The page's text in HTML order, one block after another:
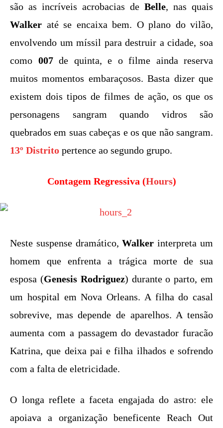
são as incríveis acrobacias de Belle, nas quais
Walker até se encaixa bem. O plano do vilão,
envolvendo um míssil para destruir a cidade, soa
como 007de quinta, e o filme ainda reserva
muitos momentos embaraçosos. Basta dizer que
existem dois tipos de filmes de ação, os que os
personagens sangram quando vidros são
quebrados em suas cabeças e os que não sangram.
13º Distrito pertence ao segundo grupo.
Contagem Regressiva (Hours)
Neste suspense dramático,Walker interpreta um
homem que enfrenta a trágica morte de sua
esposa (Genesis Rodriguez) durante o parto, em
um hospital em Nova Orleans. A filha do casal
sobrevive, mas depende de aparelhos. A tensão
aumenta com a passagem do devastador furacão
Katrina, que deixa pai e filha ilhados e sofrendo
com a falta de eletricidade.
O longa reflete a faceta engajada do astro: ele
apoiava a organização beneficente Reach Out